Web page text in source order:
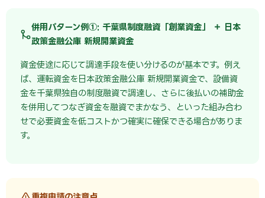
併用パターン例①: 千葉県制度融資「創業資金」 ＋ 日本
政策金融公庫 新規開業資金
資金使途に応じて調達手段を使い分けるのが基本です。例え
ば、運転資金を日本政策金融公庫 新規開業資金で、設備資
金を千葉県独自の制度融資で調達し、さらに後払いの補助金
を併用してつなぎ資金を融資でまかなう、といった組み合わ
せで必要資金を低コストかつ確実に確保できる場合がありま
す。